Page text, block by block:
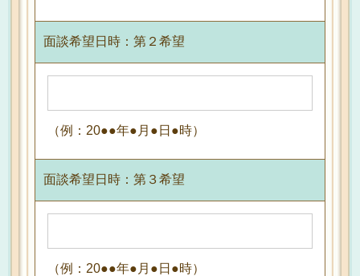
面談希望日時：第２希望
（例：20●●年●月●日●時）
面談希望日時：第３希望
（例：20●●年●月●日●時）